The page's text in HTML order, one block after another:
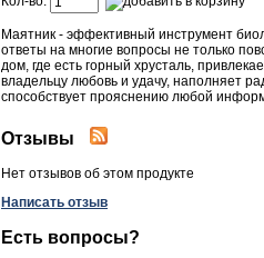
Маятник - эффективный инструмент
ответы на многие вопросы не только
дом, где есть горный хрусталь,
владельцу любовь и удачу, наполняет
способствует прояснению любой
Отзывы
Нет отзывов об этом продукте
Написать отзыв
Есть вопросы?